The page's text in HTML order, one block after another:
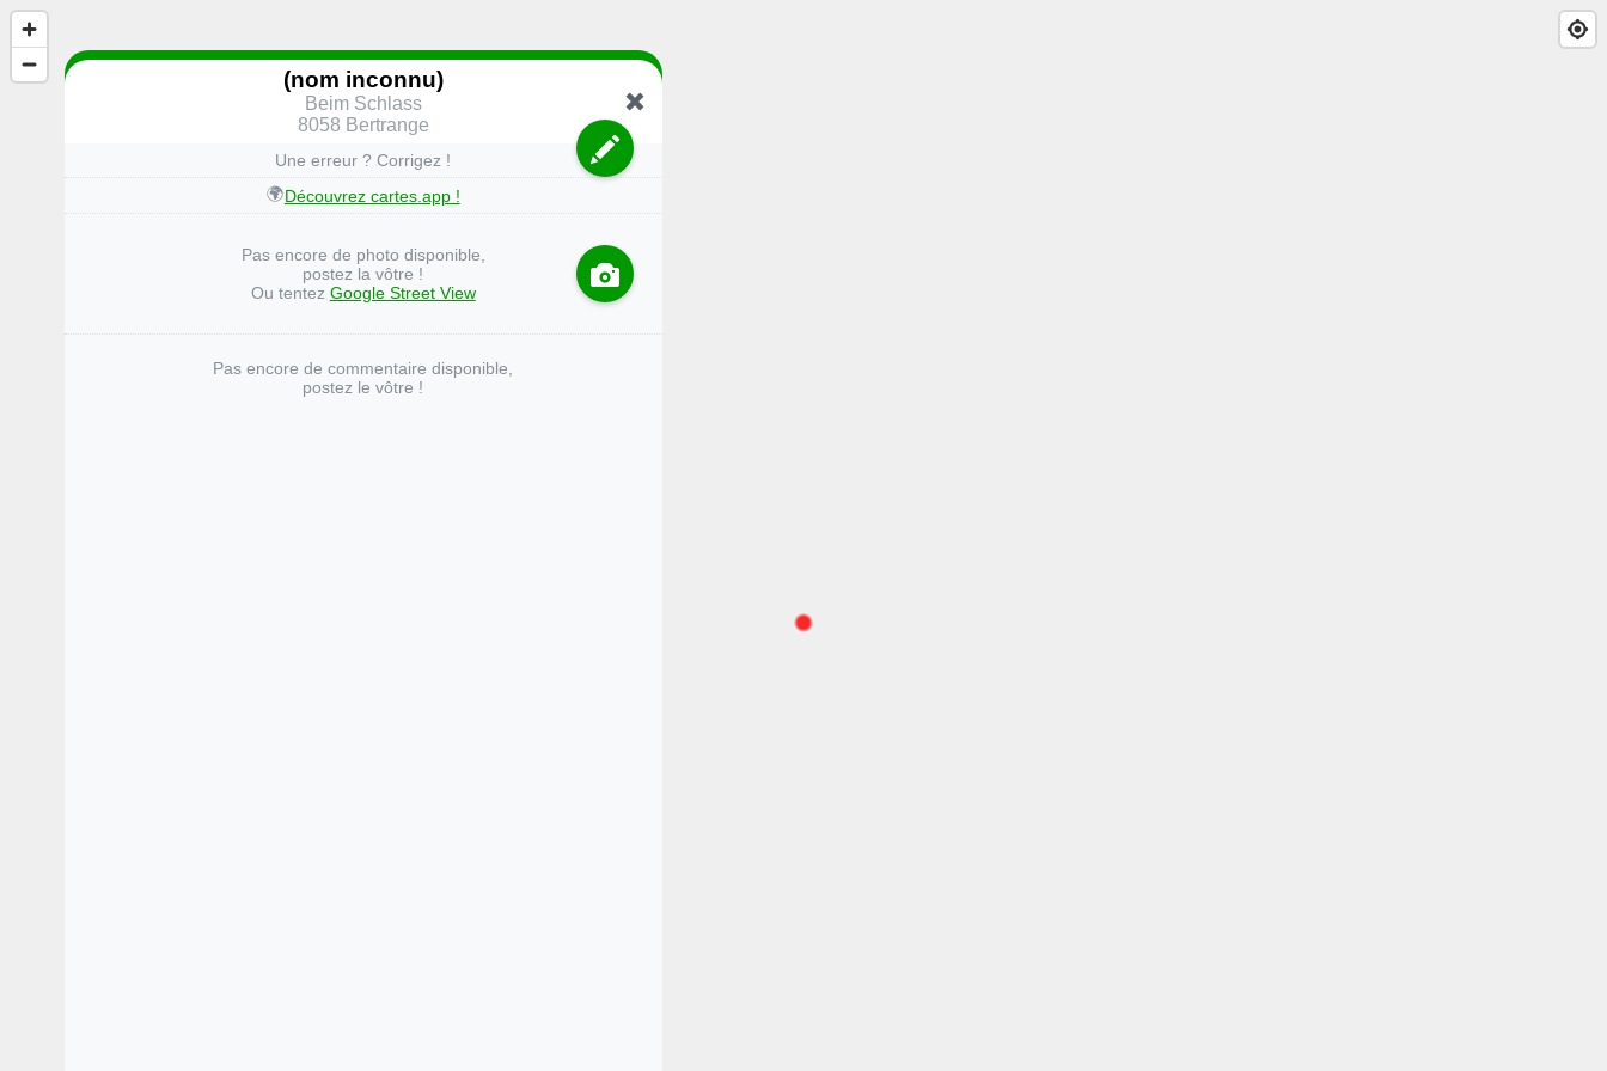
(nom inconnu)
Beim Schlass
8058 Bertrange
Une erreur ? Corrigez !
🌍Découvrez cartes.app !
Pas encore de photo disponible,
postez la vôtre !
Ou tentez Google Street View
Pas encore de commentaire disponible,
postez le vôtre !